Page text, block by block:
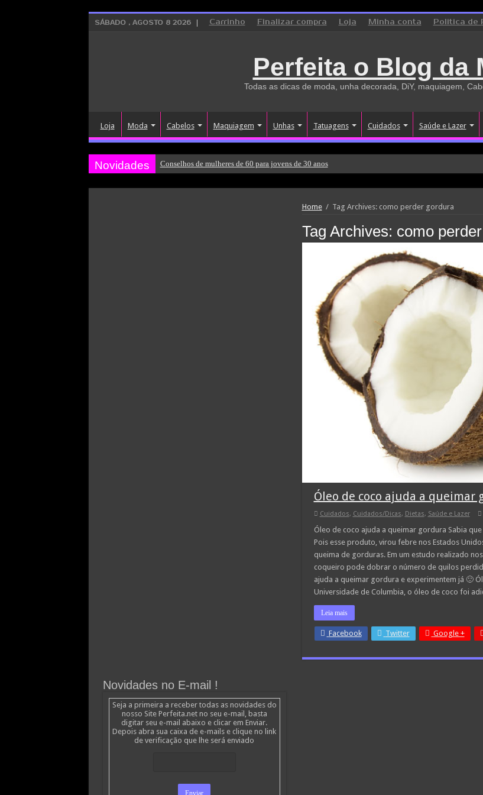
SÁBADO , AGOSTO 8 2026 Carrinho Finalizar compra Loja Minha conta Politica de
Perfeita o Blog da
Todas as dicas de moda, unha decorada, DiY, maquiagem,
Loja Moda Cabelos Maquiagem Unhas Tatuagens Cuidados Saúde e Lazer
Novidades Conselhos de mulheres de 60 para jovens de 30 anos
Home / Tag Archives: como perder gordura
Tag Archives: como
Óleo de coco ajuda a queimar
Cuidados, Cuidados/Dicas, Dietas, Saúde e Lazer
Óleo de coco ajuda a queimar gordura Sabia
Pois esse produto, virou febre nos Estados
queima de gorduras. Em um estudo realizado
coqueiro pode dobrar o número de quilos
ajuda a queimar gordura e experimentem já 🙂
Universidade de Columbia, o óleo de coco foi
Leia mais
Facebook Twitter Google +
Novidades no E-mail !
Seja a primeira a receber todas as novidades do
nosso Site Perfeita.net no seu e-mail, basta
digitar seu e-mail abaixo e clicar em Enviar.
Depois abra sua caixa de e-mails e clique no link
de verificação que lhe será enviado